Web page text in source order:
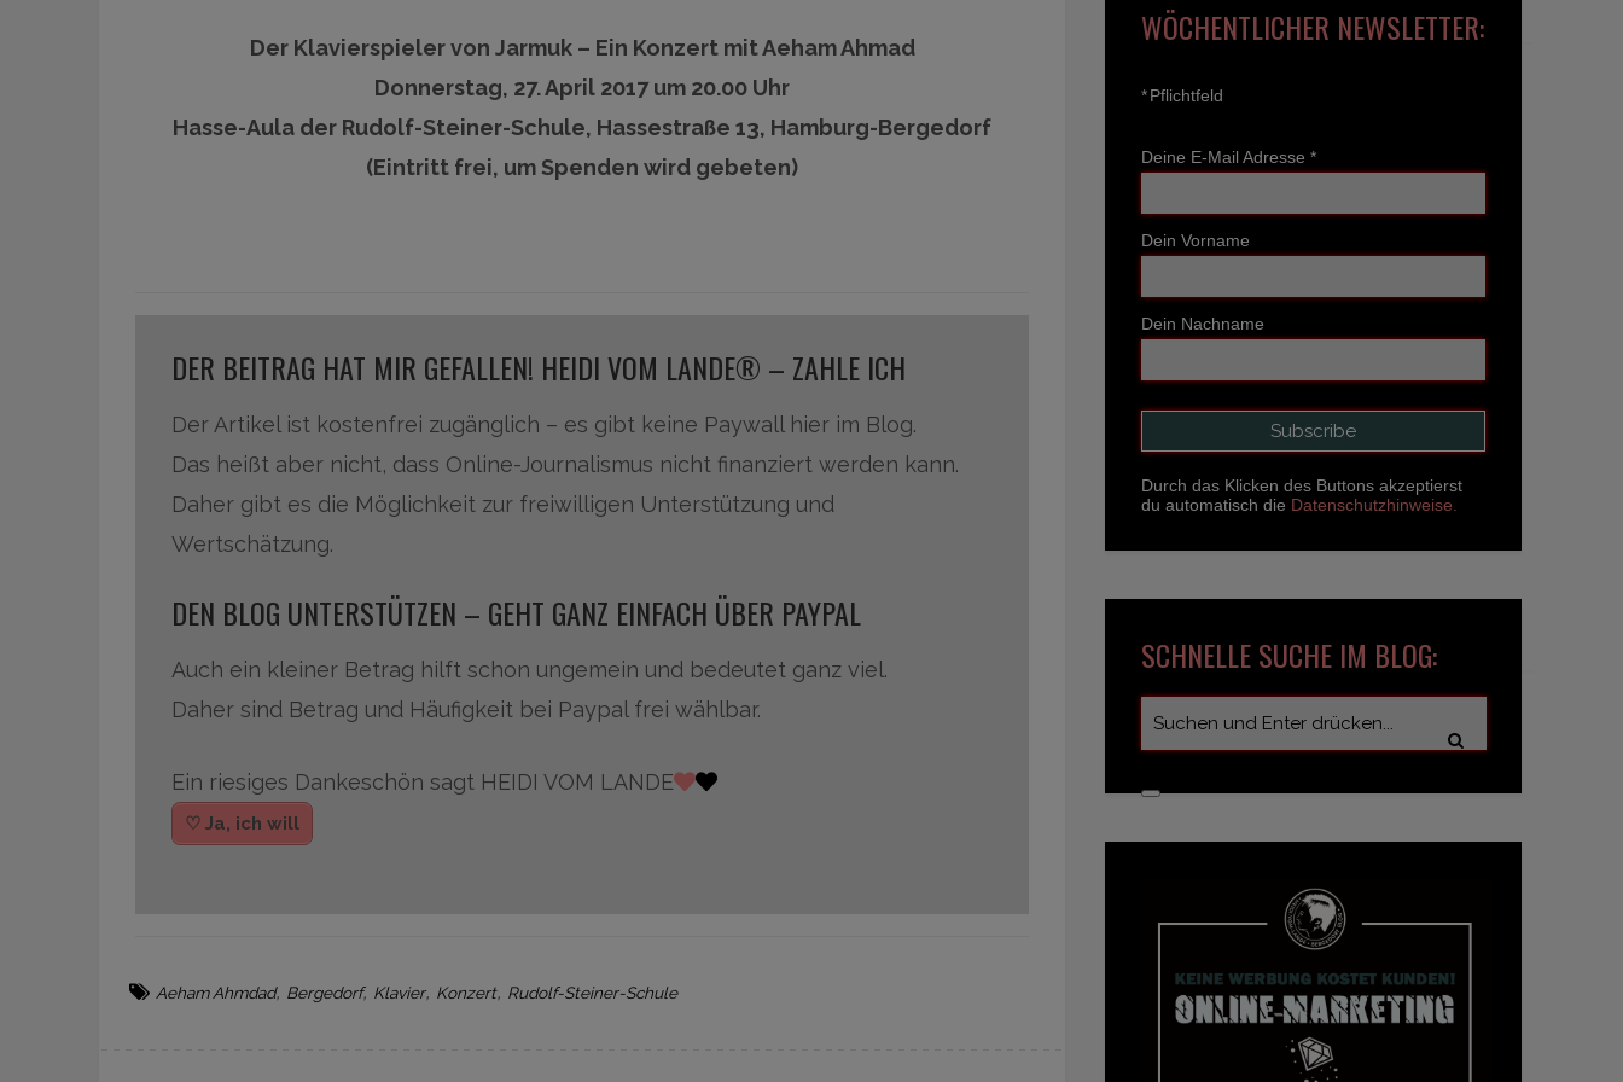
Der Klavierspieler von Jarmuk – Ein Konzert mit Aeham Ahmad
Donnerstag, 27. April 2017 um 20.00 Uhr
Hasse-Aula der Rudolf-Steiner-Schule, Hassestraße 13, Hamburg-Bergedorf
(Eintritt frei, um Spenden wird gebeten)
DER BEITRAG HAT MIR GEFALLEN! HEIDI VOM LANDE® – ZAHLE ICH
Der Artikel ist kostenfrei zugänglich – es gibt keine Paywall hier im Blog.
Das heißt aber nicht, dass Online-Journalismus nicht finanziert werden kann.
Daher gibt es die Möglichkeit zur freiwilligen Unterstützung und
Wertschätzung.
DEN BLOG UNTERSTÜTZEN – GEHT GANZ EINFACH ÜBER PAYPAL
Auch ein kleiner Betrag hilft schon ungemein und bedeutet ganz viel.
Daher sind Betrag und Häufigkeit bei Paypal frei wählbar.
Ein riesiges Dankeschön sagt HEIDI VOM LANDE
♡ Ja, ich will
Aeham Ahmdad, Bergedorf, Klavier, Konzert, Rudolf-Steiner-Schule
WÖCHENTLICHER NEWSLETTER:
*Pflichtfeld
Deine E-Mail Adresse *
Dein Vorname
Dein Nachname
Durch das Klicken des Buttons akzeptierst
du automatisch die Datenschutzhinweise.
SCHNELLE SUCHE IM BLOG: